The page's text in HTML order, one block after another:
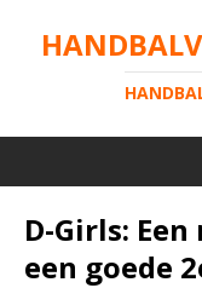
D-Girls:
een goede